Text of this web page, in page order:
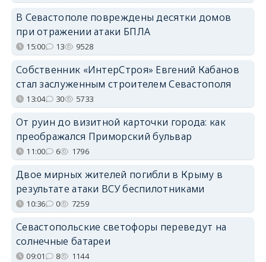
В Севастополе повреждены десятки домов
при отражении атаки БПЛА
15:00 13 9528
Собственник «ИнтерСтроя» Евгений Кабанов
стал заслуженным строителем Севастополя
13:04 30 5733
От руин до визитной карточки города: как
преображался Приморский бульвар
11:00 6 1796
Двое мирных жителей погибли в Крыму в
результате атаки ВСУ беспилотниками
10:36 0 7259
Севастопольские светофоры переведут на
солнечные батареи
09:01 8 1144